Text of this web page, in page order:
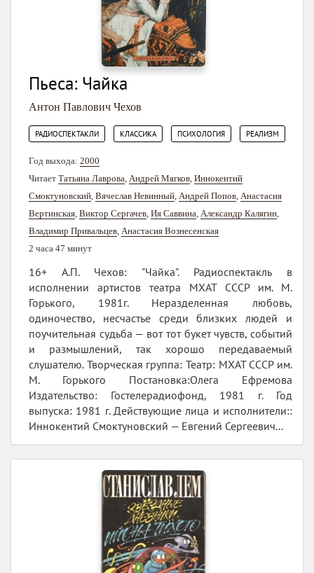
Пьеса: Чайка
Антон Павлович Чехов
РАДИОСПЕКТАКЛИ КЛАССИКА ПСИХОЛОГИЯ РЕАЛИЗМ
Год выхода: 2000
Читает Татьяна Лаврова Андрей Мягков Иннокентий
Смоктуновский Вячеслав Невинный Андрей Попов Анастасия
Вертинская Виктор Сергачев Ия Саввина Александр Калягин
Владимир Привальцев Анастасия Вознесенская
2 часа 47 минут
16+ А.П. Чехов: "Чайка". Радиоспектакль в
исполнении артистов театра МХАТ СССР им. М.
Горького, 1981г. Неразделенная любовь,
одиночество, несчастье среди близких людей и
поучительная судьба — вот тот букет чувств, событий
и размышлений, так хорошо передаваемый
слушателю. Творческая группа: Театр: МХАТ СССР им.
М. Горького Постановка:Олега Ефремова
Издательство: Гостелерадиофонд, 1981 г. Год
выпуска: 1981 г. Действующие лица и исполнители::
Иннокентий Смоктуновский — Евгений Сергеевич...